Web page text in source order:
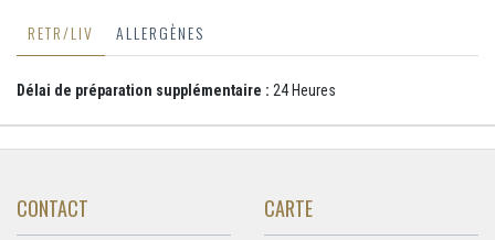
RETR/LIV ALLERGÈNES
Délai de préparation supplémentaire : 24 Heures
CONTACT CARTE